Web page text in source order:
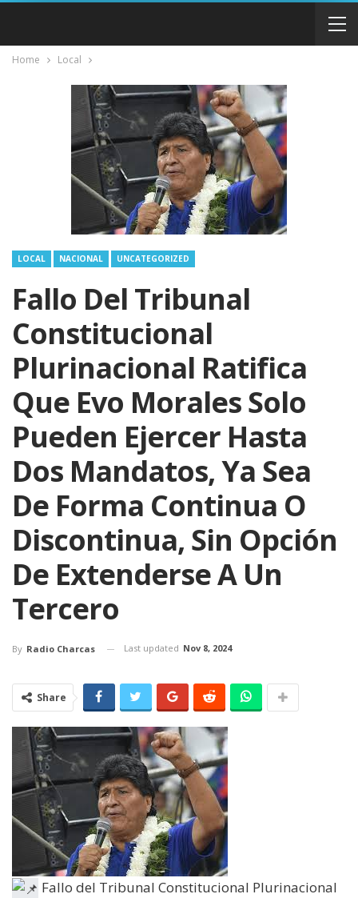
Home Local
LOCAL NACIONAL UNCATEGORIZED
Fallo Del Tribunal
Constitucional
Plurinacional Ratifica
Que Evo Morales Solo
Pueden Ejercer Hasta
Dos Mandatos, Ya Sea
De Forma Continua O
Discontinua, Sin Opción
De Extenderse A Un
Tercero
By Radio Charcas Last updated Nov 8, 2024
Share
Fallo del Tribunal Constitucional Plurinacional